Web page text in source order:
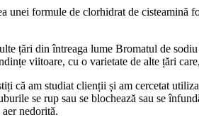
unei formule de clorhidrat de cisteamină
țări din întreaga lume Bromatul de
viitoare, cu o varietate de alte țări
că am studiat clienții și am cercetat
se rup sau se blochează sau se
nedorită.